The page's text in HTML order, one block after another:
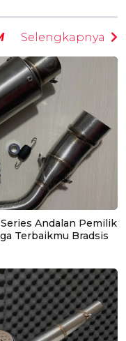
Selengkapnya
Andalan Pemilik
Terbaikmu Bradsis